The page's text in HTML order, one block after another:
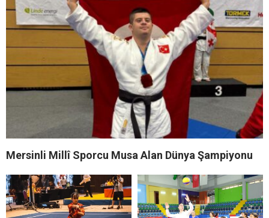
Mersinli Millî Sporcu Musa Alan Dünya Şampiyonu